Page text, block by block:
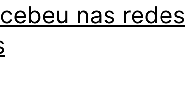
nas redes